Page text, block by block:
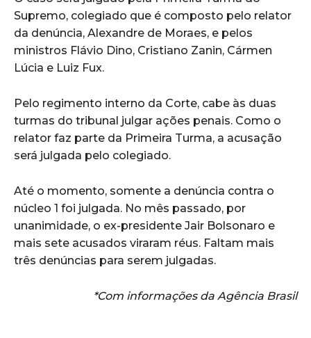
Supremo, colegiado que é composto pelo relator
da denúncia, Alexandre de Moraes, e pelos
ministros Flávio Dino, Cristiano Zanin, Cármen
Lúcia e Luiz Fux.
Pelo regimento interno da Corte, cabe às duas
turmas do tribunal julgar ações penais. Como o
relator faz parte da Primeira Turma, a acusação
será julgada pelo colegiado.
Até o momento, somente a denúncia contra o
núcleo 1 foi julgada. No mês passado, por
unanimidade, o ex-presidente Jair Bolsonaro e
mais sete acusados viraram réus. Faltam mais
três denúncias para serem julgadas.
*Com informações da Agência Brasil